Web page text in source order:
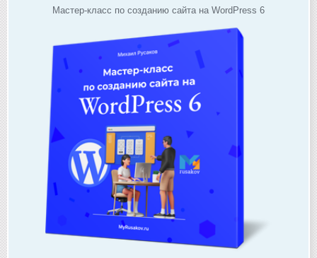
Мастер-класс по созданию сайта на WordPress 6